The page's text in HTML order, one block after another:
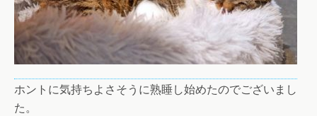
ホントに気持ちよさそうに熟睡し始めたのでございまし
た。